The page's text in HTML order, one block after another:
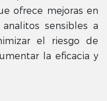
ofrece mejoras en
sensibles a
el riesgo de
la eficacia y